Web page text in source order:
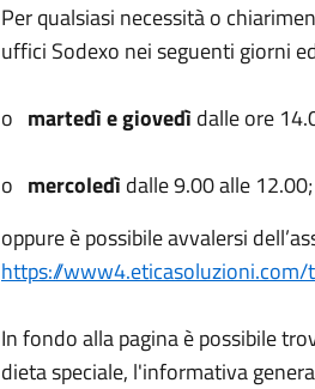
Per qualsiasi necessità o
uffici Sodexo nei seguenti giorni
o martedì e giovedì dalle ore
o mercoledì dalle 9.00 alle 12.00;
oppure è possibile avvalersi
https://
In fondo alla pagina è possibile
dieta speciale, l'informativa